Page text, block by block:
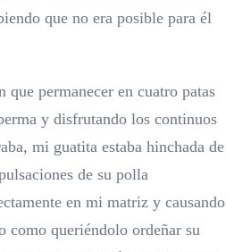
que no era posible para él
que permanecer en cuatro patas
y disfrutando los continuos
mi guatita estaba hinchada de
de su polla
en mi matriz y causando
como queriéndolo ordeñar su